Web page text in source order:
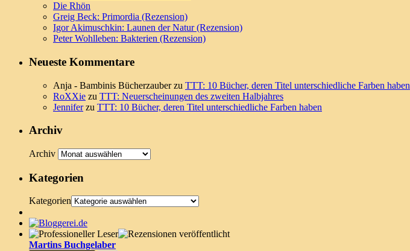
Die Rhön
Greig Beck: Primordia (Rezension)
Igor Akimuschkin: Launen der Natur (Rezension)
Peter Wohlleben: Bakterien (Rezension)
Neueste Kommentare
Anja - Bambinis Bücherzauberzu TTT: 10 Bücher, deren Titel unterschiedliche Farben haben
RoXXie zu TTT: Neuerscheinungen des zweiten Halbjahres
Jenniferzu TTT: 10 Bücher, deren Titel unterschiedliche Farben haben
Archiv
Archiv
Kategorien
Kategorien
Martins Buchgelaber